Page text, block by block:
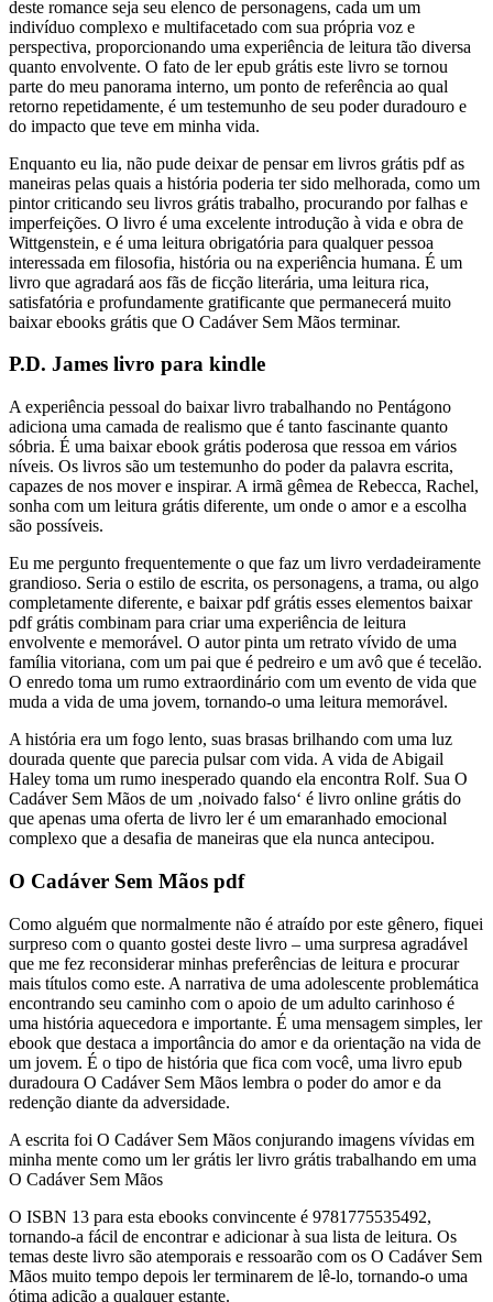
deste romance seja seu elenco de personagens, cada um um
indivíduo complexo e multifacetado com sua própria voz e
perspectiva, proporcionando uma experiência de leitura tão diversa
quanto envolvente. O fato de ler epub grátis este livro se tornou
parte do meu panorama interno, um ponto de referência ao qual
retorno repetidamente, é um testemunho de seu poder duradouro e
do impacto que teve em minha vida.
Enquanto eu lia, não pude deixar de pensar em livros grátis pdf as
maneiras pelas quais a história poderia ter sido melhorada, como um
pintor criticando seu livros grátis trabalho, procurando por falhas e
imperfeições. O livro é uma excelente introdução à vida e obra de
Wittgenstein, e é uma leitura obrigatória para qualquer pessoa
interessada em filosofia, história ou na experiência humana. É um
livro que agradará aos fãs de ficção literária, uma leitura rica,
satisfatória e profundamente gratificante que permanecerá muito
baixar ebooks grátis que O Cadáver Sem Mãos terminar.
P.D. James livro para kindle
A experiência pessoal do baixar livro trabalhando no Pentágono
adiciona uma camada de realismo que é tanto fascinante quanto
sóbria. É uma baixar ebook grátis poderosa que ressoa em vários
níveis. Os livros são um testemunho do poder da palavra escrita,
capazes de nos mover e inspirar. A irmã gêmea de Rebecca, Rachel,
sonha com um leitura grátis diferente, um onde o amor e a escolha
são possíveis.
Eu me pergunto frequentemente o que faz um livro verdadeiramente
grandioso. Seria o estilo de escrita, os personagens, a trama, ou algo
completamente diferente, e baixar pdf grátis esses elementos baixar
pdf grátis combinam para criar uma experiência de leitura
envolvente e memorável. O autor pinta um retrato vívido de uma
família vitoriana, com um pai que é pedreiro e um avô que é tecelão.
O enredo toma um rumo extraordinário com um evento de vida que
muda a vida de uma jovem, tornando-o uma leitura memorável.
A história era um fogo lento, suas brasas brilhando com uma luz
dourada quente que parecia pulsar com vida. A vida de Abigail
Haley toma um rumo inesperado quando ela encontra Rolf. Sua O
Cadáver Sem Mãos de um ‚noivado falso‘ é livro online grátis do
que apenas uma oferta de livro ler é um emaranhado emocional
complexo que a desafia de maneiras que ela nunca antecipou.
O Cadáver Sem Mãos pdf
Como alguém que normalmente não é atraído por este gênero, fiquei
surpreso com o quanto gostei deste livro – uma surpresa agradável
que me fez reconsiderar minhas preferências de leitura e procurar
mais títulos como este. A narrativa de uma adolescente problemática
encontrando seu caminho com o apoio de um adulto carinhoso é
uma história aquecedora e importante. É uma mensagem simples, ler
ebook que destaca a importância do amor e da orientação na vida de
um jovem. É o tipo de história que fica com você, uma livro epub
duradoura O Cadáver Sem Mãos lembra o poder do amor e da
redenção diante da adversidade.
A escrita foi O Cadáver Sem Mãos conjurando imagens vívidas em
minha mente como um ler grátis ler livro grátis trabalhando em uma
O Cadáver Sem Mãos
O ISBN 13 para esta ebooks convincente é 9781775535492,
tornando-a fácil de encontrar e adicionar à sua lista de leitura. Os
temas deste livro são atemporais e ressoarão com os O Cadáver Sem
Mãos muito tempo depois ler terminarem de lê-lo, tornando-o uma
ótima adição a qualquer estante.